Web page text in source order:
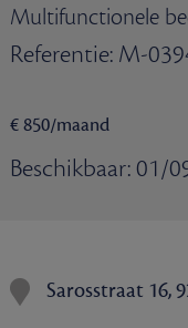
Multifunctionele
Referentie: M-
€ 850/maand
Beschikbaar: 01/
Sarosstraat 16,